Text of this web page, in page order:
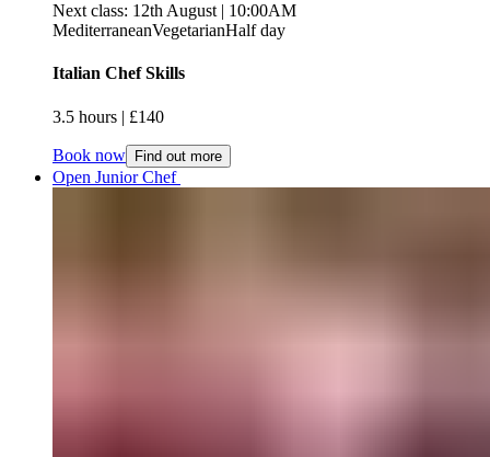
Next class: 12th August | 10:00AM
MediterraneanVegetarianHalf day
Italian Chef Skills​​​​‌ ‍ ​‍​‍‌‍ ‌ ​‍‌‍‍‌‌‍‌ ‌‍‍‌‌‍ ‍​‍​‍​ ‍‍​‍​‍‌ ​ ‌‍​‌‌‍ ‍‌‍‍‌‌ ‌​‌ ‍‌​‍ ‍‌‍‍‌‌‍ ​‍​‍​‍ ​​‍​‍‌‍‍​‌ ​‍‌‍‌‌‌‍‌‍​‍​‍​ ‍‍​‍​‍‌‍‍​‌ ‌​‌ ‌​‌ ​​‌ ​ ​ ‍‍​‍ ​‍ ‌‍ ​​‍ ‌‌‍​‌‌‍ ‍‌‍‌​​‍ ‌‌ ​‍​‍ ‌‌‍‍​‌‍ ‌ ‌​‌‍‌‌‌‍ ​‌ ​ ​‍ ‌‌ ​ ‌ ‌​‌ ‌‌‌‍‌​‌‍‍‌‌‍ ​‍ ‍‌ ‌‍‌‍‌‌‌ ​‍‌‍​ ‌‍‌‌‌‍ ​​‍ ‍‌‍​‌‌ ​​‌ ​​​‍ ‌‍‍‌‌‍ ‍‌ ‌​‌‍‌‌‌‍ ‍‌ ‌​​‍ ‌‍‌‌‌‍‌​‌‍‍‌‌ ‌​​‍ ‌‍ ‌‌‍ ‌‍‌​‌‍‌‌​ ‌‌ ​​‌ ​‍‌‍‌‌‌ ​ ‌‍‌‌‌‍ ‍‌ ‌​‌‍​‌‌ ‌​‌‍‍‌‌‍ ‌‍ ‍​ ‍ ‌‍‍‌‌‍‌​​ ‌‌‍‌‌​ ‍‌‌‍‌‌​ ‌ ‌‍​‍​ ‍‌​ ​‍​ ​‌​‍ ‌​ ​‌​ ‍​​ ​​​ ‍​​‍ ‌​ ‌​​ ​ ‌‍​ ​ ​‌​‍ ‌‌‍​‍‌‍​ ‌‍​‍‌‍‌‌​‍ ‌‌‍​ ‌‍​‌​ ‌ ​ ‍‌​ ​​‌‍‌‍‌‍‌‍​ ​‌​ ​​‌‍​ ​ ‍‌‌‍‌‌​ ‍ ‌ ‌​‌ ‍‌‌ ​​‌‍‌‌​ ‌‌‍‍​‌‍ ‌ ‌​‌‍‌‌‌‍ ​‌​​ ‌‍ ​‌‍​‌‌ ​ ‌ ​ ​ ‍ ‌ ​​‌‍​‌‌ ‌​‌‍‍​​ ‌‌ ‌​‌‍‍‌‌ ‌​‌‍ ​‌‍‌‌​ ‌‍​‍‌‍​‌‌ ​ ‌‍‌‌‌‌‌‌‌ ​‍‌‍ ​​ ‌‌‍‍​‌ ‌​‌ ‌​‌ ​​‌ ​ ​‍‌‌​ ​ ‌​​‌​‍‌‌​ ​‍‌​‌‍​‍‌‌​ ​‍‌​‌‍‌‍ ​​‍ ‌‌‍​‌‌‍ ‍‌‍‌​​‍ ‌‌ ​‍​‍ ‌‌‍‍​‌‍ ‌ ‌​‌‍‌‌‌‍ ​‌ ​ ​‍ ‌‌ ​ ‌ ‌​‌ ‌‌‌‍‌​‌‍‍‌‌‍ ​‍ ‍‌ ‌‍‌‍‌‌‌ ​‍‌‍​ ‌‍‌‌‌‍ ​​‍ ‍‌‍​‌‌ ​​‌ ​​​‍‌‍‌‍‍‌‌‍‌​​ ‌‌‍‌‌​ ‍‌‌‍‌‌​ ‌ ‌‍​‍​ ‍‌​ ​‍​ ​‌​‍ ‌​ ​‌​ ‍​​ ​​​ ‍​​‍ ‌​ ‌​​ ​ ‌‍​ ​ ​‌​‍ ‌‌‍​‍‌‍​ ‌‍​‍‌‍‌‌​‍ ‌‌‍​ ‌‍​‌​ ‌ ​ ‍‌​ ​​‌‍‌‍‌‍‌‍​ ​‌​ ​​‌‍​ ​ ‍‌‌‍‌‌​‍‌‍‌ ‌​‌ ‍‌‌ ​​‌‍‌‌​ ‌‌‍‍​‌‍ ‌ ‌​‌‍‌‌‌‍ ​‌​​ ‌‍ ​‌‍​‌‌ ​ ‌ ​ ​‍‌‍‌ ​​‌‍​‌‌ ‌​‌‍‍​​ ‌‌ ‌​‌‍‍‌‌ ‌​‌‍ ​‌‍‌‌​‍‌‍‌ ​​‌‍‌‌‌ ​‍‌ ​ ‌ ​​‌‍‌‌‌‍​ ‌ ‌​‌‍‍‌‌ ‌‍‌‍‌‌​ ‌‌ ​​‌ ‌‌‌‍​‍‌‍ ​‌‍‍‌‌ ​ ‌‍‍​‌‍‌‌‌‍‌​​‍​‍‌ ‌
3.5 hours​​​​‌ ‍ ​‍​‍‌‍ ‌ ​‍‌‍‍‌‌‍‌ ‌‍‍‌‌‍ ‍​‍​‍​ ‍‍​‍​‍‌ ​ ‌‍​‌‌‍ ‍‌‍‍‌‌ ‌​‌ ‍‌​‍ ‍‌‍‍‌‌‍ ​‍​‍​‍ ​​‍​‍‌‍‍​‌ ​‍‌‍‌‌‌‍‌‍​‍​‍​ ‍‍​‍​‍‌‍‍​‌ ‌​‌ ‌​‌ ​​‌ ​ ​ ‍‍​‍ ​‍ ‌‍ ​​‍ ‌‌‍​‌‌‍ ‍‌‍‌​​‍ ‌‌ ​‍​‍ ‌‌‍‍​‌‍ ‌ ‌​‌‍‌‌‌‍ ​‌ ​ ​‍ ‌‌ ​ ‌ ‌​‌ ‌‌‌‍‌​‌‍‍‌‌‍ ​‍ ‍‌ ‌‍‌‍‌‌‌ ​‍‌‍​ ‌‍‌‌‌‍ ​​‍ ‍‌‍​‌‌ ​​‌ ​​​‍ ‌‍‍‌‌‍ ‍‌ ‌​‌‍‌‌‌‍ ‍‌ ‌​​‍ ‌‍‌‌‌‍‌​‌‍‍‌‌ ‌​​‍ ‌‍ ‌‌‍ ‌‍‌​‌‍‌‌​ ‌‌ ​​‌ ​‍‌‍‌‌‌ ​ ‌‍‌‌‌‍ ‍‌ ‌​‌‍​‌‌ ‌​‌‍‍‌‌‍ ‌‍ ‍​ ‍ ‌‍‍‌‌‍‌​​ ‌‌‍‌‌​ ‍‌‌‍‌‌​ ‌ ‌‍​‍​ ‍‌​ ​‍​ ​‌​‍ ‌​ ​‌​ ‍​​ ​​​ ‍​​‍ ‌​ ‌​​ ​ ‌‍​ ​ ​‌​‍ ‌‌‍​‍‌‍​ ‌‍​‍‌‍‌‌​‍ ‌‌‍​ ‌‍​‌​ ‌ ​ ‍‌​ ​​‌‍‌‍‌‍‌‍​ ​‌​ ​​‌‍​ ​ ‍‌‌‍‌‌​ ‍ ‌ ‌​‌ ‍‌‌ ​​‌‍‌‌​ ‌‌‍‍​‌‍ ‌ ‌​‌‍‌‌‌‍ ​‌​​ ‌‍ ​‌‍​‌‌ ​ ‌ ​ ​ ‍ ‌ ​​‌‍​‌‌ ‌​‌‍‍​​ ‌‌ ‌​‌‍‍‌‌‍ ‌‌‍‌‌​ ‌‍​‍‌‍​‌‌ ​ ‌‍‌‌‌‌‌‌‌ ​‍‌‍ ​​ ‌‌‍‍​‌ ‌​‌ ‌​‌ ​​‌ ​ ​‍‌‌​ ​ ‌​​‌​‍‌‌​ ​‍‌​‌‍​‍‌‌​ ​‍‌​‌‍‌‍ ​​‍ ‌‌‍​‌‌‍ ‍‌‍‌​​‍ ‌‌ ​‍​‍ ‌‌‍‍​‌‍ ‌ ‌​‌‍‌‌‌‍ ​‌ ​ ​‍ ‌‌ ​ ‌ ‌​‌ ‌‌‌‍‌​‌‍‍‌‌‍ ​‍ ‍‌ ‌‍‌‍‌‌‌ ​‍‌‍​ ‌‍‌‌‌‍ ​​‍ ‍‌‍​‌‌ ​​‌ ​​​‍‌‍‌‍‍‌‌‍‌​​ ‌‌‍‌‌​ ‍‌‌‍‌‌​ ‌ ‌‍​‍​ ‍‌​ ​‍​ ​‌​‍ ‌​ ​‌​ ‍​​ ​​​ ‍​​‍ ‌​ ‌​​ ​ ‌‍​ ​ ​‌​‍ ‌‌‍​‍‌‍​ ‌‍​‍‌‍‌‌​‍ ‌‌‍​ ‌‍​‌​ ‌ ​ ‍‌​ ​​‌‍‌‍‌‍‌‍​ ​‌​ ​​‌‍​ ​ ‍‌‌‍‌‌​‍‌‍‌ ‌​‌ ‍‌‌ ​​‌‍‌‌​ ‌‌‍‍​‌‍ ‌ ‌​‌‍‌‌‌‍ ​‌​​ ‌‍ ​‌‍​‌‌ ​ ‌ ​ ​‍‌‍‌ ​​‌‍​‌‌ ‌​‌‍‍​​ ‌‌ ‌​‌‍‍‌‌‍ ‌‌‍‌‌​‍‌‍‌ ​​‌‍‌‌‌ ​‍‌ ​ ‌ ​​‌‍‌‌‌‍​ ‌ ‌​‌‍‍‌‌ ‌‍‌‍‌‌​ ‌‌ ​​‌ ‌‌‌‍​‍‌‍ ​‌‍‍‌‌ ​ ‌‍‍​‌‍‌‌‌‍‌​​‍​‍‌ ‌ | £140​​​​‌ ‍ ​‍​‍‌‍ ‌ ​‍‌‍‍‌‌‍‌ ‌‍‍‌‌‍ ‍​‍​‍​ ‍‍​‍​‍‌ ​ ‌‍​‌‌‍ ‍‌‍‍‌‌ ‌​‌ ‍‌​‍ ‍‌‍‍‌‌‍ ​‍​‍​‍ ​​‍​‍‌‍‍​‌ ​‍‌‍‌‌‌‍‌‍​‍​‍​ ‍‍​‍​‍‌‍‍​‌ ‌​‌ ‌​‌ ​​‌ ​ ​ ‍‍​‍ ​‍ ‌‍ ​​‍ ‌‌‍​‌‌‍ ‍‌‍‌​​‍ ‌‌ ​‍​‍ ‌‌‍‍​‌‍ ‌ ‌​‌‍‌‌‌‍ ​‌ ​ ​‍ ‌‌ ​ ‌ ‌​‌ ‌‌‌‍‌​‌‍‍‌‌‍ ​‍ ‍‌ ‌‍‌‍‌‌‌ ​‍‌‍​ ‌‍‌‌‌‍ ​​‍ ‍‌‍​‌‌ ​​‌ ​​​‍ ‌‍‍‌‌‍ ‍‌ ‌​‌‍‌‌‌‍ ‍‌ ‌​​‍ ‌‍‌‌‌‍‌​‌‍‍‌‌ ‌​​‍ ‌‍ ‌‌‍ ‌‍‌​‌‍‌‌​ ‌‌ ​​‌ ​‍‌‍‌‌‌ ​ ‌‍‌‌‌‍ ‍‌ ‌​‌‍​‌‌ ‌​‌‍‍‌‌‍ ‌‍ ‍​ ‍ ‌‍‍‌‌‍‌​​ ‌‌‍‌‌​ ‍‌‌‍‌‌​ ‌ ‌‍​‍​ ‍‌​ ​‍​ ​‌​‍ ‌​ ​‌​ ‍​​ ​​​ ‍​​‍ ‌​ ‌​​ ​ ‌‍​ ​ ​‌​‍ ‌‌‍​‍‌‍​ ‌‍​‍‌‍‌‌​‍ ‌‌‍​ ‌‍​‌​ ‌ ​ ‍‌​ ​​‌‍‌‍‌‍‌‍​ ​‌​ ​​‌‍​ ​ ‍‌‌‍‌‌​ ‍ ‌ ‌​‌ ‍‌‌ ​​‌‍‌‌​ ‌‌‍‍​‌‍ ‌ ‌​‌‍‌‌‌‍ ​‌​​ ‌‍ ​‌‍​‌‌ ​ ‌ ​ ​ ‍ ‌ ​​‌‍​‌‌ ‌​‌‍‍​​ ‌‌ ​​‌ ​‍‌‍‍‌‌‍​ ‌‍‌‌​ ‌‍​‍‌‍​‌‌ ​ ‌‍‌‌‌‌‌‌‌ ​‍‌‍ ​​ ‌‌‍‍​‌ ‌​‌ ‌​‌ ​​‌ ​ ​‍‌‌​ ​ ‌​​‌​‍‌‌​ ​‍‌​‌‍​‍‌‌​ ​‍‌​‌‍‌‍ ​​‍ ‌‌‍​‌‌‍ ‍‌‍‌​​‍ ‌‌ ​‍​‍ ‌‌‍‍​‌‍ ‌ ‌​‌‍‌‌‌‍ ​‌ ​ ​‍ ‌‌ ​ ‌ ‌​‌ ‌‌‌‍‌​‌‍‍‌‌‍ ​‍ ‍‌ ‌‍‌‍‌‌‌ ​‍‌‍​ ‌‍‌‌‌‍ ​​‍ ‍‌‍​‌‌ ​​‌ ​​​‍‌‍‌‍‍‌‌‍‌​​ ‌‌‍‌‌​ ‍‌‌‍‌‌​ ‌ ‌‍​‍​ ‍‌​ ​‍​ ​‌​‍ ‌​ ​‌​ ‍​​ ​​​ ‍​​‍ ‌​ ‌​​ ​ ‌‍​ ​ ​‌​‍ ‌‌‍​‍‌‍​ ‌‍​‍‌‍‌‌​‍ ‌‌‍​ ‌‍​‌​ ‌ ​ ‍‌​ ​​‌‍‌‍‌‍‌‍​ ​‌​ ​​‌‍​ ​ ‍‌‌‍‌‌​‍‌‍‌ ‌​‌ ‍‌‌ ​​‌‍‌‌​ ‌‌‍‍​‌‍ ‌ ‌​‌‍‌‌‌‍ ​‌​​ ‌‍ ​‌‍​‌‌ ​ ‌ ​ ​‍‌‍‌ ​​‌‍​‌‌ ‌​‌‍‍​​ ‌‌ ​​‌ ​‍‌‍‍‌‌‍​ ‌‍‌‌​‍‌‍‌ ​​‌‍‌‌‌ ​‍‌ ​ ‌ ​​‌‍‌‌‌‍​ ‌ ‌​‌‍‍‌‌ ‌‍‌‍‌‌​ ‌‌ ​​‌ ‌‌‌‍​‍‌‍ ​‌‍‍‌‌ ​ ‌‍‍​‌‍‌‌‌‍‌​​‍​‍‌ ‌
Book now Find out more
Open Junior Chef ​​​​‌ ‍ ​‍​‍‌‍ ‌ ​‍‌‍‍‌‌‍‌ ‌‍‍‌‌‍ ‍​‍​‍​ ‍‍​‍​‍‌ ​ ‌‍​‌‌‍ ‍‌‍‍‌‌ ‌​‌ ‍‌​‍ ‍‌‍‍‌‌‍ ​‍​‍​‍ ​​‍​‍‌‍‍​‌ ​‍‌‍‌‌‌‍‌‍​‍​‍​ ‍‍​‍​‍‌‍‍​‌ ‌​‌ ‌​‌ ​​‌ ​ ​ ‍‍​‍ ​‍ ‌‍ ​​‍ ‌‌‍​‌‌‍ ‍‌‍‌​​‍ ‌‌ ​‍​‍ ‌‌‍‍​‌‍ ‌ ‌​‌‍‌‌‌‍ ​‌ ​ ​‍ ‌‌ ​ ‌ ‌​‌ ‌‌‌‍‌​‌‍‍‌‌‍ ​‍ ‍‌ ‌‍‌‍‌‌‌ ​‍‌‍​ ‌‍‌‌‌‍ ​​‍ ‍‌‍​‌‌ ​​‌ ​​​‍ ‌‍‍‌‌‍ ‍‌ ‌​‌‍‌‌‌‍ ‍‌ ‌​​‍ ‌‍‌‌‌‍‌​‌‍‍‌‌ ‌​​‍ ‌‍ ‌‌‍ ‌‍‌​‌‍‌‌​ ‌‌ ​​‌ ​‍‌‍‌‌‌ ​ ‌‍‌‌‌‍ ‍‌ ‌​‌‍​‌‌ ‌​‌‍‍‌‌‍ ‌‍ ‍​ ‍ ‌‍‍‌‌‍‌​​ ‌‌‍‌​‌‍‌‍​ ​‍​ ‍‌‌‍‌‍‌‍​‍​ ‌​‌‍‌​​‍ ‌​ ‌​​ ‌ ​ ‍‌‌‍‌‍​‍ ‌​ ‌​​ ‌‍​ ‌‌‌‍​ ​‍ ‌​ ‍‌​ ​​​ ‌ ​ ‍​​‍ ‌‌‍​‍‌‍​ ​ ‌‍​ ​‍​ ​ ​ ​‍‌‍‌‌​ ‌‍‌‍​‍​ ‌‍​ ​‍​ ​‌​ ‍ ‌ ‌​‌ ‍‌‌ ​​‌‍‌‌​ ‌‌‍‍​‌‍ ‌ ‌​‌‍‌‌‌‍ ​‌​​ ‌‍ ​‌‍​‌‌ ​ ‌ ​ ​ ‍ ‌ ​​‌‍​‌‌ ‌​‌‍‍​​ ‌‌ ‌​‌‍‍‌‌ ‌​‌‍ ​‌‍‌‌​ ‌‍​‍‌‍​‌‌ ​ ‌‍‌‌‌‌‌‌‌ ​‍‌‍ ​​ ‌‌‍‍​‌ ‌​‌ ‌​‌ ​​‌ ​ ​‍‌‌​ ​ ‌​​‌​‍‌‌​ ​‍‌​‌‍​‍‌‌​ ​‍‌​‌‍‌‍ ​​‍ ‌‌‍​‌‌‍ ‍‌‍‌​​‍ ‌‌ ​‍​‍ ‌‌‍‍​‌‍ ‌ ‌​‌‍‌‌‌‍ ​‌ ​ ​‍ ‌‌ ​ ‌ ‌​‌ ‌‌‌‍‌​‌‍‍‌‌‍ ​‍ ‍‌ ‌‍‌‍‌‌‌ ​‍‌‍​ ‌‍‌‌‌‍ ​​‍ ‍‌‍​‌‌ ​​‌ ​​​‍‌‍‌‍‍‌‌‍‌​​ ‌‌‍‌​‌‍‌‍​ ​‍​ ‍‌‌‍‌‍‌‍​‍​ ‌​‌‍‌​​‍ ‌​ ‌​​ ‌ ​ ‍‌‌‍‌‍​‍ ‌​ ‌​​ ‌‍​ ‌‌‌‍​ ​‍ ‌​ ‍‌​ ​​​ ‌ ​ ‍​​‍ ‌‌‍​‍‌‍​ ​ ‌‍​ ​‍​ ​ ​ ​‍‌‍‌‌​ ‌‍‌‍​‍​ ‌‍​ ​‍​ ​‌​‍‌‍‌ ‌​‌ ‍‌‌ ​​‌‍‌‌​ ‌‌‍‍​‌‍ ‌ ‌​‌‍‌‌‌‍ ​‌​​ ‌‍ ​‌‍​‌‌ ​ ‌ ​ ​‍‌‍‌ ​​‌‍​‌‌ ‌​‌‍‍​​ ‌‌ ‌​‌‍‍‌‌ ‌​‌‍ ​‌‍‌‌​‍‌‍‌ ​​‌‍‌‌‌ ​‍‌ ​ ‌ ​​‌‍‌‌‌‍​ ‌ ‌​‌‍‍‌‌ ‌‍‌‍‌‌​ ‌‌ ​​‌ ‌‌‌‍​‍‌‍ ​‌‍‍‌‌ ​ ‌‍‍​‌‍‌‌‌‍‌​​‍​‍‌ ‌